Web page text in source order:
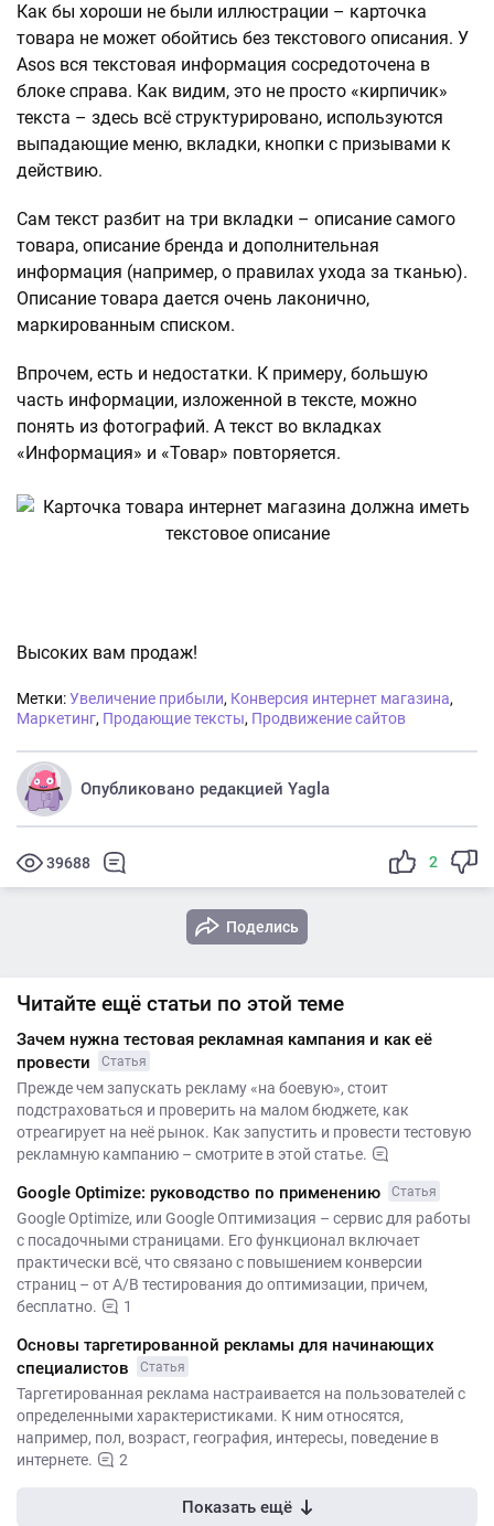
Как бы хороши не были иллюстрации – карточка
товара не может обойтись без текстового описания. У
Asos вся текстовая информация сосредоточена в
блоке справа. Как видим, это не просто «кирпичик»
текста – здесь всё структурировано, используются
выпадающие меню, вкладки, кнопки с призывами к
действию.
Сам текст разбит на три вкладки – описание самого
товара, описание бренда и дополнительная
информация (например, о правилах ухода за тканью).
Описание товара дается очень лаконично,
маркированным списком.
Впрочем, есть и недостатки. К примеру, большую
часть информации, изложенной в тексте, можно
понять из фотографий. А текст во вкладках
«Информация» и «Товар» повторяется.
Высоких вам продаж!
Метки:Увеличение прибыли, Конверсия интернет магазина,
Маркетинг, Продающие тексты, Продвижение сайтов
Опубликовано редакцией Yagla
39688 2
Поделись
Читайте ещё статьи по этой теме
Зачем нужна тестовая рекламная кампания и как её
провести
Статья
Прежде чем запускать рекламу «на боевую», стоит
подстраховаться и проверить на малом бюджете, как
отреагирует на неё рынок. Как запустить и провести тестовую
рекламную кампанию – смотрите в этой статье.
Google Optimize: руководство по применению Статья
Google Optimize, или Google Оптимизация – сервис для работы
с посадочными страницами. Его функционал включает
практически всё, что связано с повышением конверсии
страниц – от A/B тестирования до оптимизации, причем,
бесплатно.
1
Основы таргетированной рекламы для начинающих
специалистов
Статья
Таргетированная реклама настраивается на пользователей с
определенными характеристиками. К ним относятся,
например, пол, возраст, география, интересы, поведение в
интернете.
2
Показать ещё